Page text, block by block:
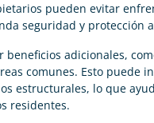
pueden evitar
seguridad y protección
adicionales,
comunes. Esto puede
estructurales, lo que
residentes.